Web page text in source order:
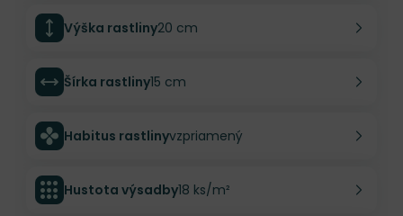
Výška rastliny20 cm
Šírka rastliny15 cm
Habitus rastlinyvzpriamený
Hustota výsadby18 ks/m²